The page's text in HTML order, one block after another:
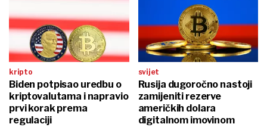
kripto
Biden potpisao uredbu o
kriptovalutama i napravio
prvi korak prema
regulaciji
svijet
Rusija dugoročno nastoji
zamijeniti rezerve
američkih dolara
digitalnom imovinom